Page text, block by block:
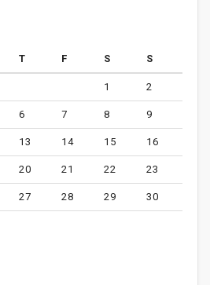
T F S S
1 2
6 7 8 9
13 14 15 16
20 21 22 23
27 28 29 30